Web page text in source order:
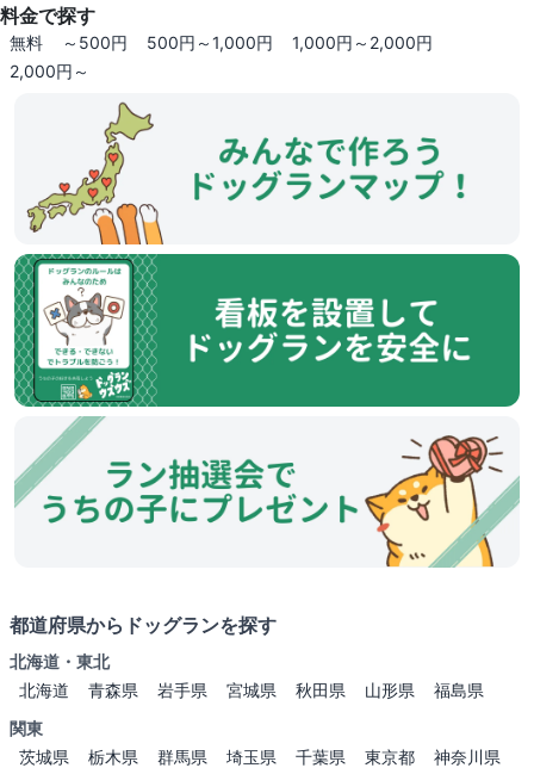
料金で探す
無料 ～500円 500円～1,000円
1,000円～2,000円
2,000円～
都道府県からドッグランを探す
北海道・東北
北海道
青森県 岩手県 宮城県 秋田県 山形県
福島県
関東
茨城県
栃木県 群馬県 埼玉県 千葉県 東京都
神奈川県